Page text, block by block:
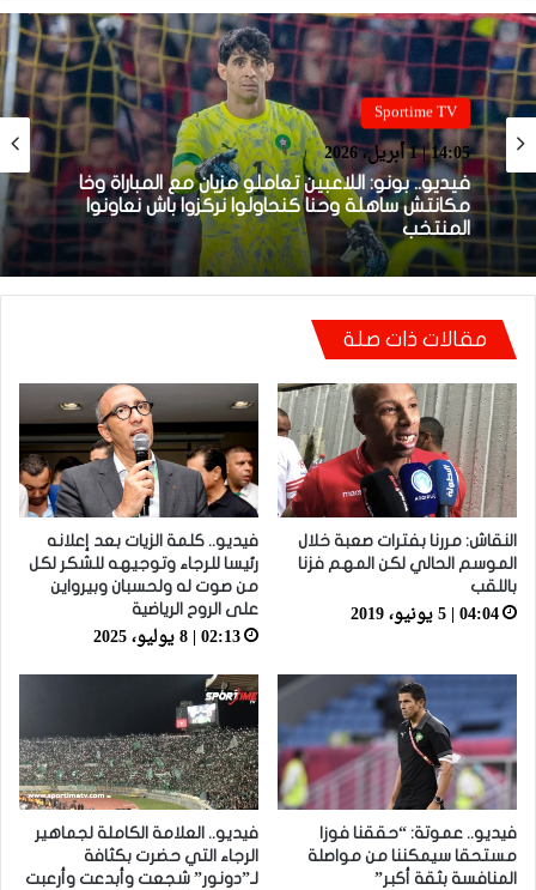
Sportime TV
14:05 | 1 أبريل، 2026
فيديو.. بونو: اللاعبين تعاملو مزيان مع المباراة وخا
مكانتش ساهلة وحنا كنحاولوا نركزوا باش نعاونوا
المنتخب
Sportime TV
14:04 | 1 أبريل، 2026
فيديو.. لحظة اجتياح الجمهور الجزائري لأرضية
ملعب تورينو وإحداث فوضى عارمة داخله
مقالات ذات صلة
النقاش: مررنا بفترات صعبة خلال
الموسم الحالي لكن المهم فزنا
باللقب
04:04 | 5 يونيو، 2019
فيديو.. كلمة الزيات بعد إعلانه
رئيسا للرجاء وتوجيهه للشكر لكل
من صوت له ولحسبان وبيرواين
على الروح الرياضية
02:13 | 8 يوليو، 2025
فيديو.. عموتة: “حققنا فوزا
مستحقا سيمكننا من مواصلة
المنافسة بثقة أكبر”
فيديو.. العلامة الكاملة لجماهير
الرجاء التي حضرت بكثافة
لـ”دونور” شجعت وأبدعت وأرعبت